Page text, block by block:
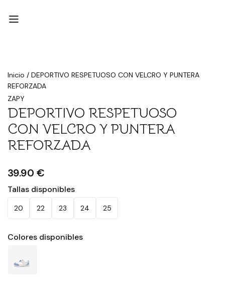
Inicio / DEPORTIVO RESPETUOSO CON VELCRO Y PUNTERA
REFORZADA
ZAPY
DEPORTIVO RESPETUOSO
CON VELCRO Y PUNTERA
REFORZADA
39.90 €
Tallas disponibles
20 22 23 24 25
Colores disponibles